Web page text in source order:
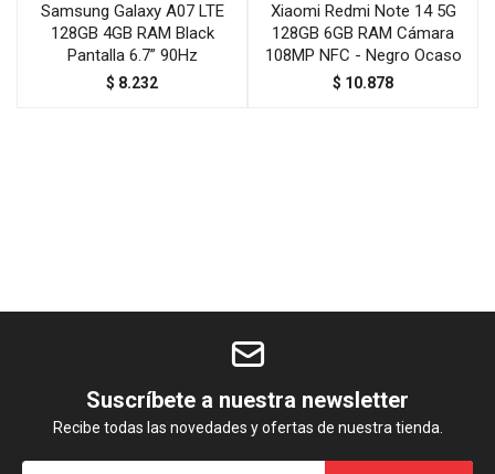
Samsung Galaxy A07 LTE
128GB 4GB RAM Black
Pantalla 6.7” 90Hz
$ 8.232
Xiaomi Redmi Note 14 5G
128GB 6GB RAM Cámara
108MP NFC - Negro Ocaso
$ 10.878
Suscríbete a nuestra newsletter
Recibe todas las novedades y ofertas de nuestra tienda.